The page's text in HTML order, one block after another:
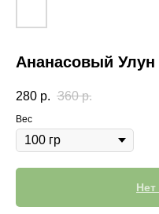
Ананасовый Улун
280 р. 360 р.
Вес
Нет